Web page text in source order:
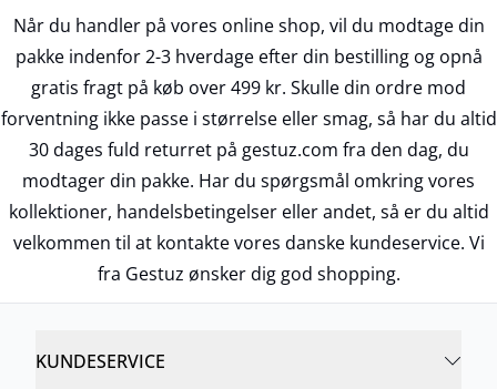
Når du handler på vores online shop, vil du modtage din
pakke indenfor 2-3 hverdage efter din bestilling og opnå
gratis fragt på køb over 499 kr. Skulle din ordre mod
forventning ikke passe i størrelse eller smag, så har du altid
30 dages fuld returret på gestuz.com fra den dag, du
modtager din pakke. Har du spørgsmål omkring vores
kollektioner, handelsbetingelser eller andet, så er du altid
velkommen til at kontakte vores danske kundeservice. Vi
fra Gestuz ønsker dig god shopping.
KUNDESERVICE